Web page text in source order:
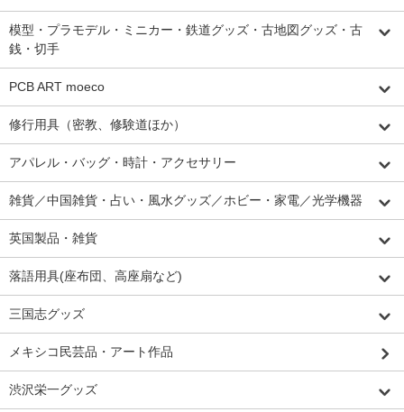
模型・プラモデル・ミニカー・鉄道グッズ・古地図グッズ・古
銭・切手
PCB ART moeco
修行用具（密教、修験道ほか）
アパレル・バッグ・時計・アクセサリー
雑貨／中国雑貨・占い・風水グッズ／ホビー・家電／光学機器
英国製品・雑貨
落語用具(座布団、高座扇など)
三国志グッズ
メキシコ民芸品・アート作品
渋沢栄一グッズ